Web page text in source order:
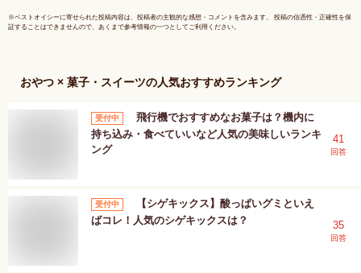
※ベストオイシーに寄せられた投稿内容は、投稿者の主観的な感想・コメントを含みます。 投稿の信憑性・正確性を保
証することはできませんので、あくまで参考情報の一つとしてご利用ください。
おやつ × 菓子・スイーツの人気おすすめランキング
受付中
飛行機でおすすめなお菓子は？機内に
持ち込み・食べていいなど人気の美味しいランキ
ング
41
回答
受付中
【シゲキックス】酸っぱいグミといえ
ばコレ！人気のシゲキックスは？
35
回答